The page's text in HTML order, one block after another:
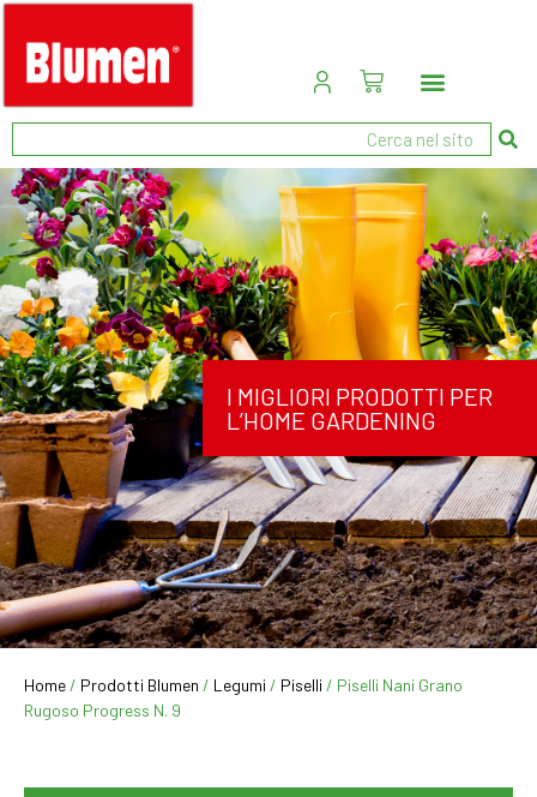
I MIGLIORI PRODOTTI PER
L’HOME GARDENING
Home / Prodotti Blumen / Legumi / Piselli / Piselli Nani Grano
Rugoso Progress N. 9